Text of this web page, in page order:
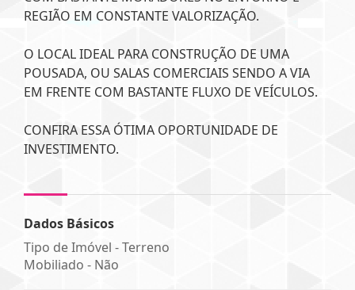
REGIÃO EM CONSTANTE VALORIZAÇÃO.
O LOCAL IDEAL PARA CONSTRUÇÃO DE UMA
POUSADA, OU SALAS COMERCIAIS SENDO A VIA
EM FRENTE COM BASTANTE FLUXO DE VEÍCULOS.
CONFIRA ESSA ÓTIMA OPORTUNIDADE DE
INVESTIMENTO.
Dados Básicos
Tipo de Imóvel - Terreno
Mobiliado - Não